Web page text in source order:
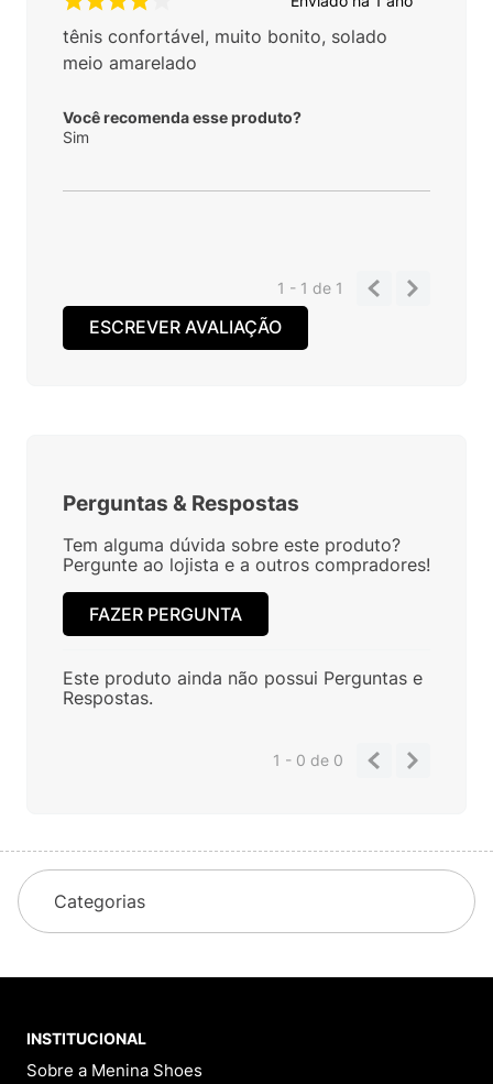
tênis confortável, muito bonito, solado
meio amarelado
Você recomenda esse produto?
Sim
1 - 1de 1
ESCREVER AVALIAÇÃO
Perguntas & Respostas
Tem alguma dúvida sobre este produto?
Pergunte ao lojista e a outros compradores!
FAZER PERGUNTA
Este produto ainda não possui Perguntas e
Respostas.
1 - 0de 0
Categorias
INSTITUCIONAL
Sobre a Menina Shoes